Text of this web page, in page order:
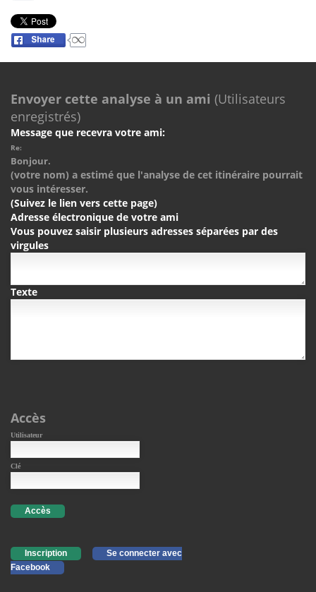
Envoyer cette analyse à un ami (Utilisateurs
enregistrés)
Message que recevra votre ami:
Re:
Bonjour.
(votre nom) a estimé que l'analyse de cet itinéraire pourrait
vous intéresser.
(Suivez le lien vers cette page)
Adresse électronique de votre ami
Vous pouvez saisir plusieurs adresses séparées par des
virgules
Texte
Accès
Utilisateur
Clé
Accès
Inscription
Se connecter avec
Facebook